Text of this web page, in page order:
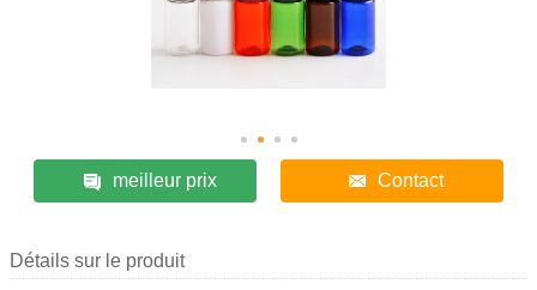
meilleur prix Contact
Détails sur le produit